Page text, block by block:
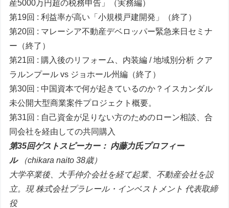
産5000万円超の税務申告」（実務編）
第19回 : 利益率が高い「小規模戸建開発」（終了）
第20回 : マレーシア不動産デベロッパー緊急来日セミナ
ー（終了）
第21回 : 購入後のリフォーム、内装編 / 地域別分析 クア
ラルンプール vs ジョホール州編（終了）
第30回 : 中国資本で何が起きているのか？イスカンダル
未公開大型商業案件プロジェクト概要。
第31回 : 自己資金が足りない方のためのローン相談、合
同会社を経由しての共同購入
第35回ゲストスピーカー： 内藤力氏プロフィー
ル
（chikara naito 38歳）
大学卒業後、大手仲介会社を経て起業、不動産会社を設
立。現 株式会社プラレール・インベストメント 代表取締
役